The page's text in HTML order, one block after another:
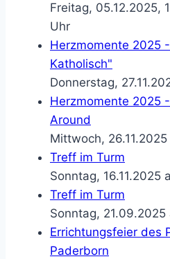
Freitag, 05.12.2025,
Uhr
Herzmomente 2025
Katholisch"
Donnerstag,
Herzmomente 2025
Around
Mittwoch,
Treff im Turm
Sonntag, 16.11.2025
Treff im Turm
Sonntag,
Errichtungsfeier des
Paderborn